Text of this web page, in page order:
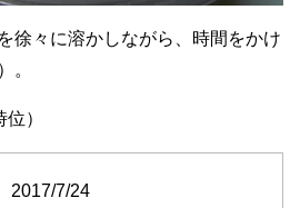
徐々に溶かしながら、時間をかけ
。
）
2017/7/24